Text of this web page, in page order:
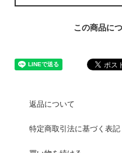
この商品に
返品について
特定商取引法に基づく表記